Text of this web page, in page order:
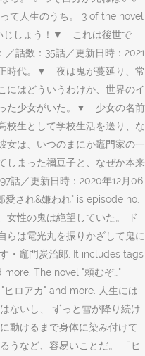
て人生のうち。 3 of the novel
じしょう！▼ これは後世で
／話数：35話／更新日時：2021
時代。▼ 夜は鬼が蔓延り、常
はどういうわけか、世界のイ
た少女がいた。▼ 少女の名前
生として学校生活を送り、な
女は、いつのまにか竈門家の一
しまった禰豆子と、なぜか本来
話／更新日時：2020年12月06
愛され&嫌われ" is episode no.
女性の鬼は絶望していた。 ド
らは電光丸を振りかざして鬼に
・竈門炭治郎. It includes tags
more. The novel "頼むぞ…"
ロアカ" and more. 人生には
ないし、 ずっと雪が降り続け
動けるまで身体に染み付けて
うなど、容易いことだ。 「ヒ